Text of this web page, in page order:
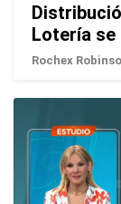
Lotería se
Rochex